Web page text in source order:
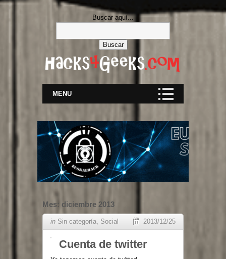
Buscar aquí...
MENU
Mes: diciembre 2013
in Sin categoría, Social 2013/12/25
Cuenta de twitter